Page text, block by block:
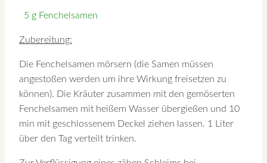
5 g Fenchelsamen
Zubereitung:
Die Fenchelsamen mörsern (die Samen müssen
angestoßen werden um ihre Wirkung freisetzen zu
können). Die Kräuter zusammen mit den gemöserten
Fenchelsamen mit heißem Wasser übergießen und 10
min mit geschlossenem Deckel ziehen lassen. 1 Liter
über den Tag verteilt trinken.